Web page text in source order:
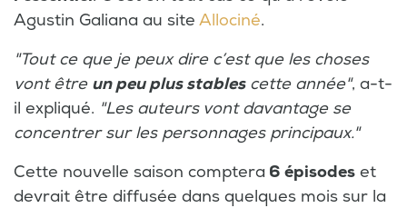
Agustin Galiana au site Allociné.
"Tout ce que je peux dire c’est que les choses
vont être un peu plus stablescette année", a-t-
il expliqué. "Les auteurs vont davantage se
concentrer sur les personnages principaux."
Cette nouvelle saison comptera 6 épisodes et
devrait être diffusée dans quelques mois sur la